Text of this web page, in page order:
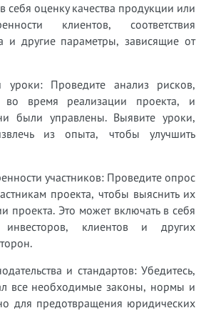
себя оценку качества продукции или
клиентов, соответствия
и другие параметры, зависящие от
Проведите анализ рисков,
во время реализации проекта, и
были управлены. Выявите уроки,
из опыта, чтобы улучшить
участников: Проведите опрос
проекта, чтобы выяснить их
проекта. Это может включать в себя
клиентов и других
и стандартов: Убедитесь,
все необходимые законы, нормы и
для предотвращения юридических